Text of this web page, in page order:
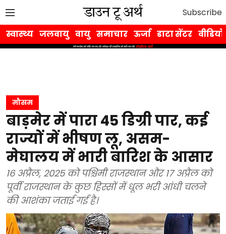
Subscribe
स्वास्थ्य जलवायु वायु समाचार ऊर्जा डाटा सेंटर वीडियो
मौसम
बाड़मेर में पारा 45 डिग्री पार, कई
राज्यों में भीषण लू, असम-
मेघालय में भारी बारिश के आसार
16 अप्रैल, 2025 को पश्चिमी राजस्थान और 17 अप्रैल को
पूर्वी राजस्थान के कुछ हिस्सों में धूल भरी आंधी चलने
की आशंका जताई गई है।